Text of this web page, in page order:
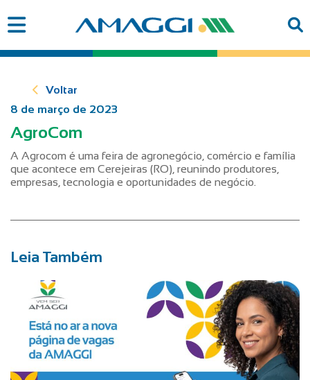
Voltar
8 de março de 2023
AgroCom
A Agrocom é uma feira de agronegócio, comércio e família
que acontece em Cerejeiras (RO), reunindo produtores,
empresas, tecnologia e oportunidades de negócio.
Leia Também